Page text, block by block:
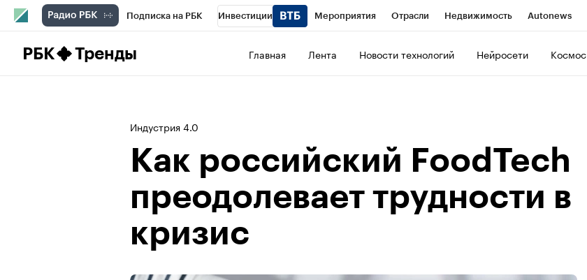
Подписка на РБК Инвестиции Мероприятия Отрасли Недвижимость Autonews
РБК Тренды Главная Лента Новости технологий Нейросети Космос
Индустрия 4.0
Как российский FoodTech
преодолевает трудности в
кризис